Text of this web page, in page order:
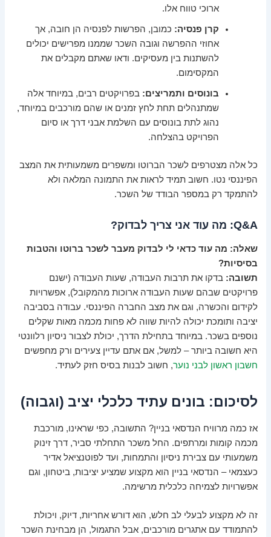
ארוכי טווח אלו.
קרן פנסיה: כמובן, הפרשות לפנסיה הן חובה, אך
אחוזי ההפרשה וגובה השכר שממנו מפרישים יכולים
להשתנות בין מעסיקים. ודאו שאתם מקבלים את
המקסימום.
בונוסים ותמריצים: בפרויקטים רבים, במיוחד אלה
שמתנהלים תחת לחץ זמנים או שהם מורכבים במיוחד,
נהוג לתת בונוסים עם השלמת אבני דרך או סיום
הפרויקט בהצלחה.
כל אלה מצטרפים לשכר הברוטו ומשפרים משמעותית את המצב
הפיננסי נטו. חשוב תמיד לראות את התמונה המלאה ולא
להתמקד רק במספר הבודד של השכר.
Q&A: מה עוד אני צריך לבדוק?
שאלה: מה עוד כדאי לי לבדוק מעבר לשכר ברוטו והטבות
בסיסיות?
תשובה: בדקו את תרבות העבודה, שעות העבודה (ישנם
פרויקטים שבהם שעות העבודה ארוכות מהמקובל), אפשרויות
לקידום והכשרה, וגם את מצב החברה הפיננסי. עבודה בסביבה
יציבה ותומכת יכולה להיות שווה לא פחות מכמה מאות שקלים
נוספים בשכר. במיוחד בתחילת הדרך, יכולת לצבור ניסיון רלוונטי
היא חשובה ביותר – למשל, אם אתם עדיין צעירים ורק מחפשים
חשבון ראשון לבני נוער, חשוב לבנות בסיס חזק לעתיד.
לסיכום: בונים עתיד כלכלי יציב (וגבוה)
אז כמה מרוויח הנדסאי בניין? התשובה, כפי שראינו, מורכבת
מכמה קומות ומרתפים. החל משכר התחלתי סביר, דרך זינוק
משמעותי עם צבירת ניסיון והתמחות, ועד לפוטנציאל אדיר
כעצמאי – הנדסאי בניין הוא מקצוע שמציע יציבות, ביטחון, וגם
אפשרויות לצמיחה כלכלית מרשימה.
זה לא מקצוע לבעלי לב חלש, הוא דורש אחריות, דיוק, ויכולת
להתמודד עם אתגרים מורכבים, אבל התגמול, הן מבחינת השכר